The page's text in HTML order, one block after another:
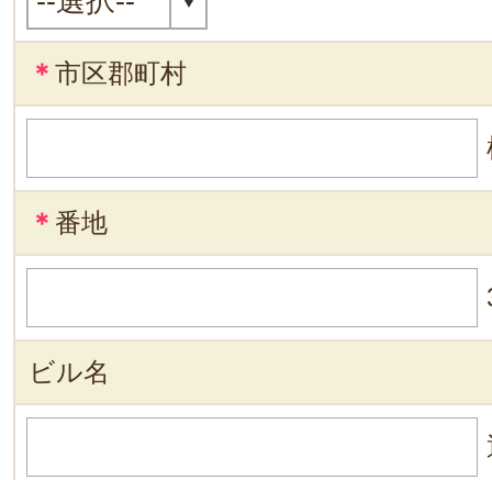
＊ 市区郡町村
＊ 番地
ビル名